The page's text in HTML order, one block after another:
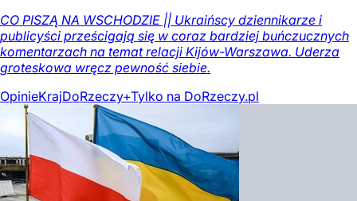
CO PISZĄ NA WSCHODZIE || Ukraińscy dziennikarze i
publicyści prześcigają się w coraz bardziej buńczucznych
komentarzach na temat relacji Kijów-Warszawa. Uderza
groteskowa wręcz pewność siebie.
OpinieKrajDoRzeczy+Tylko na DoRzeczy.pl